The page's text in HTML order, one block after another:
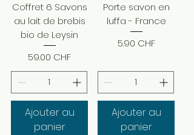
Coffret 6 Savons
au lait de brebis
bio de Leysin
Prix
59.00 CHF
Ajouter au
panier
Porte savon en
luffa - France
Prix
5.90 CHF
Ajouter au
panier